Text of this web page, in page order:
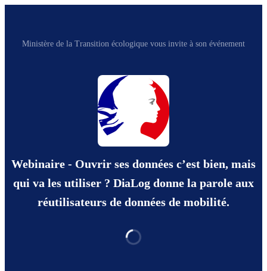
Ministère de la Transition écologique vous invite à son événement
Webinaire - Ouvrir ses données c’est bien, mais
qui va les utiliser ? DiaLog donne la parole aux
réutilisateurs de données de mobilité.